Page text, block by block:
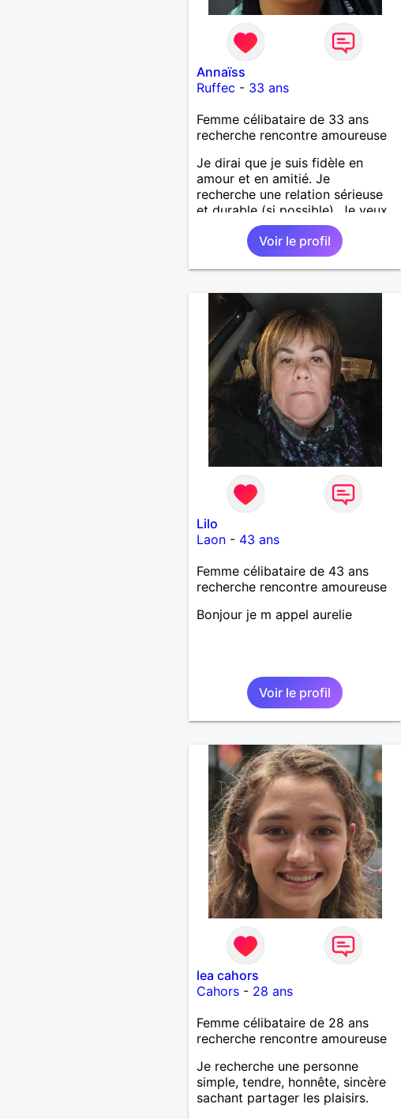
Annaïss
Ruffec - 33 ans
Femme célibataire de 33 ans
recherche rencontre amoureuse
Je dirai que je suis fidèle en
amour et en amitié. Je
recherche une relation sérieuse
et durable (si possible). Je veux
vivre de nouveau une belle
histoire d'amour.Voir le profil
Lilo
Laon- 43 ans
Femme célibataire de 43 ans
recherche rencontre amoureuse
Bonjour je m appel aurelie
Voir le profil
lea cahors
Cahors- 28 ans
Femme célibataire de 28 ans
recherche rencontre amoureuse
Je recherche une personne
simple, tendre, honnête, sincère
sachant partager les plaisirs.